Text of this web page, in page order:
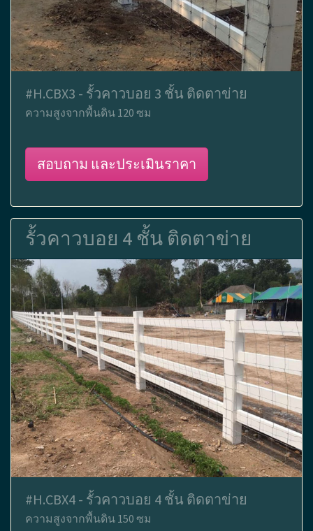
#H.CBX3 - รั้วคาวบอย 3 ชั้น ติดตาข่าย
ความสูงจากพื้นดิน 120 ซม
สอบถาม และประเมินราคา
รั้วคาวบอย 4 ชั้น ติดตาข่าย
#H.CBX4 - รั้วคาวบอย 4 ชั้น ติดตาข่าย
ความสูงจากพื้นดิน 150 ซม